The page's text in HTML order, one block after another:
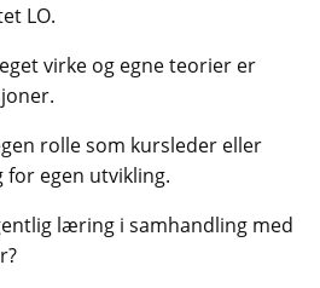
LO.
virke og egne teorier er
rolle som kursleder eller
egen utvikling.
læring i samhandling med